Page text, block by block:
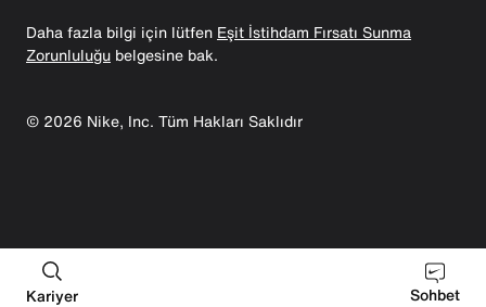
Daha fazla bilgi için lütfen Eşit İstihdam Fırsatı Sunma
Zorunluluğu belgesine bak.
© 2026 Nike, Inc. Tüm Hakları Saklıdır
Kariyer Sohbet